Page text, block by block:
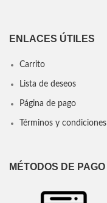
ENLACES ÚTILES
Carrito
Lista de deseos
Página de pago
Términos y condiciones
MÉTODOS DE PAGO